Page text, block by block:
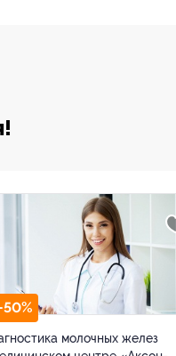
молочных желез